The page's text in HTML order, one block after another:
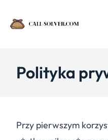
Polityka
Przy pierwszym